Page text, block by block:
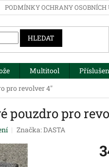
PODMÍNKY OCHRANY OSOBNÍCH
HLEDAT
Multitool
pro revolver 4"
pouzdro pro
Značka:DASTA